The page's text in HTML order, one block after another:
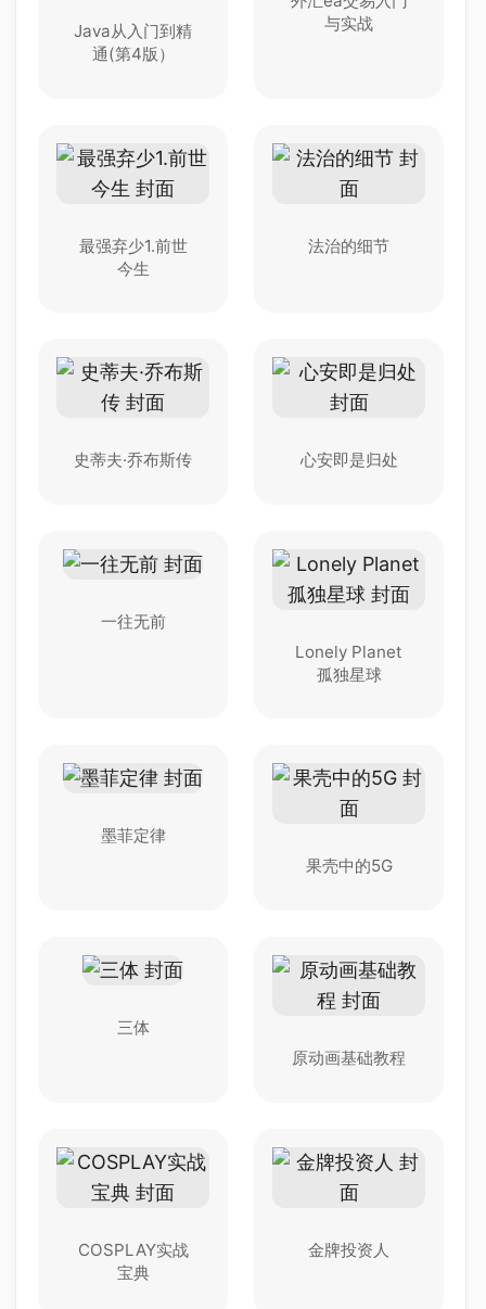
Java从入门到精
通(第4版）
与实战
最强弃少1.前世
今生
法治的细节
史蒂夫·乔布斯传 心安即是归处
一往无前
Lonely Planet
孤独星球
墨菲定律
果壳中的5G
三体
原动画基础教程
COSPLAY实战
宝典
金牌投资人